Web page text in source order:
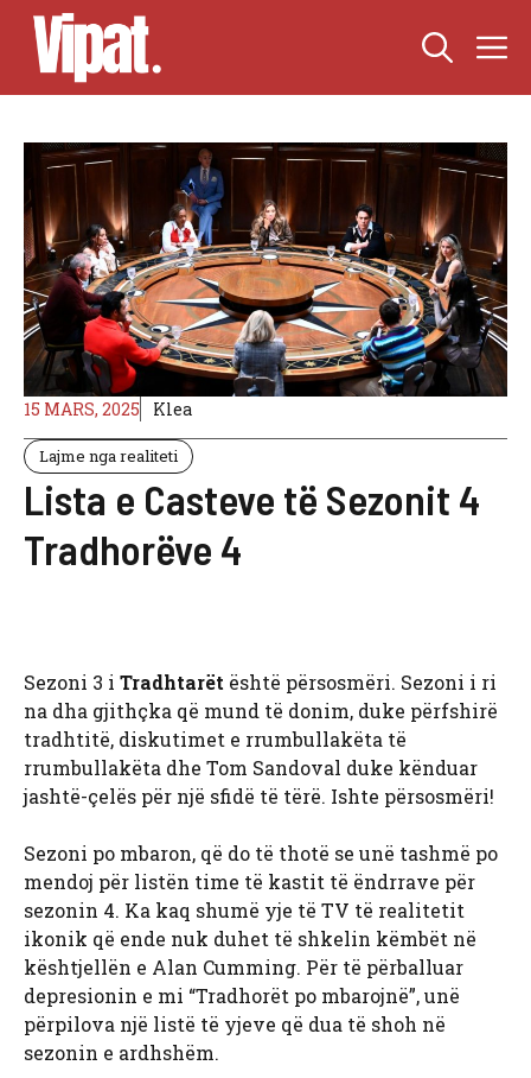
Skip
content
15 MARS, 2025 Klea
Lajme nga realiteti
Lista e Casteve të Sezonit 4
Tradhorëve 4
Sezoni 3 i Tradhtarët është përsosmëri. Sezoni i ri
na dha gjithçka që mund të donim, duke përfshirë
tradhtitë, diskutimet e rrumbullakëta të
rrumbullakëta dhe Tom Sandoval duke kënduar
jashtë-çelës për një sfidë të tërë. Ishte përsosmëri!
Sezoni po mbaron, që do të thotë se unë tashmë po
mendoj për listën time të kastit të ëndrrave për
sezonin 4. Ka kaq shumë yje të TV të realitetit
ikonik që ende nuk duhet të shkelin këmbët në
kështjellën e Alan Cumming. Për të përballuar
depresionin e mi “Tradhorët po mbarojnë”, unë
përpilova një listë të yjeve që dua të shoh në
sezonin e ardhshëm.